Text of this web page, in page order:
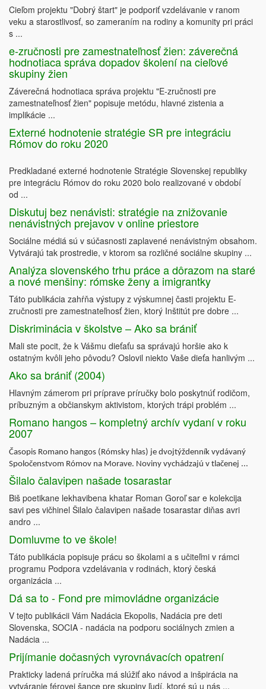
Cieľom projektu "Dobrý štart" je podporiť vzdelávanie v ranom
veku a starostlivosť, so zameraním na rodiny a komunity pri práci
s ...
e-zručnosti pre zamestnateľnosť žien: záverečná
hodnotiaca správa dopadov školení na cieľové
skupiny žien
Záverečná hodnotiaca správa projektu "E-zručnosti pre
zamestnateľnosť žien" popisuje metódu, hlavné zistenia a
implikácie ...
Externé hodnotenie stratégie SR pre integráciu
Rómov do roku 2020
Predkladané externé hodnotenie Stratégie Slovenskej republiky
pre integráciu Rómov do roku 2020 bolo realizované v období
od ...
Diskutuj bez nenávisti: stratégie na znižovanie
nenávistných prejavov v online priestore
Sociálne médiá sú v súčasnosti zaplavené nenávistným obsahom.
Vytvárajú tak prostredie, v ktorom sa rozličné sociálne skupiny ...
Analýza slovenského trhu práce a dôrazom na staré
a nové menšiny: rómske ženy a imigrantky
Táto publikácia zahŕňa výstupy z výskumnej časti projektu E-
zručnosti pre zamestnateľnosť žien, ktorý Inštitút pre dobre ...
Diskriminácia v školstve – Ako sa brániť
Mali ste pocit, že k Vášmu dieťaťu sa správajú horšie ako k
ostatným kvôli jeho pôvodu? Oslovil niekto Vaše dieťa hanlivým ...
Ako sa brániť (2004)
Hlavným zámerom pri príprave príručky bolo poskytnúť rodičom,
príbuzným a občianskym aktivistom, ktorých trápi problém ...
Romano hangos – kompletný archív vydaní v roku
2007
Časopis Romano hangos (Rómsky hlas) je dvojtýždenník vydávaný
Spoločenstvom Rómov na Morave. Noviny vychádzajú v tlačenej ...
Šilalo čalavipen našade tosarastar
Biš poetikane lekhavibena khatar Roman Goroľ sar e kolekcija
savi pes vičhinel Šilalo čalavipen našade tosarastar diňas avri
andro ...
Domluvme to ve škole!
Táto publikácia popisuje prácu so školami a s učiteľmi v rámci
programu Podpora vzdelávania v rodinách, ktorý česká
organizácia ...
Dá sa to - Fond pre mimovládne organizácie
V tejto publikácii Vám Nadácia Ekopolis, Nadácia pre deti
Slovenska, SOCIA - nadácia na podporu sociálnych zmien a
Nadácia ...
Prijímanie dočasných vyrovnávacích opatrení
Prakticky ladená príručka má slúžiť ako návod a inšpirácia na
vytváranie férovej šance pre skupiny ľudí, ktoré sú u nás ...